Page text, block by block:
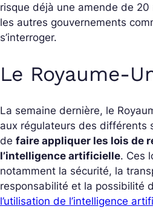
risque déjà une amende de
les autres gouvernements
s’interroger.
Le Royaume-
La semaine dernière, le
aux régulateurs des différents
de faire appliquer les lois de
l’intelligence artificielle. Ces
notamment la sécurité, la
responsabilité et la possibilité
l’utilisation de l’intelligence